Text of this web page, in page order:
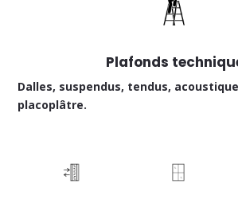
Plafonds
Dalles, suspendus, tendus,
placoplâtre.